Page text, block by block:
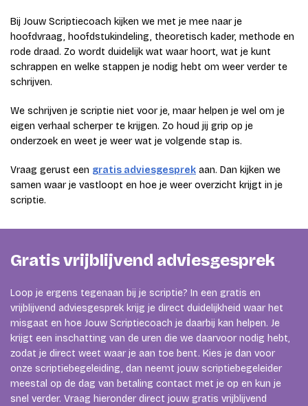
Bij Jouw Scriptiecoach kijken we met je mee naar je
hoofdvraag, hoofdstukindeling, theoretisch kader, methode en
rode draad. Zo wordt duidelijk wat waar hoort, wat je kunt
schrappen en welke stappen je nodig hebt om weer verder te
schrijven.
We schrijven je scriptie niet voor je, maar helpen je wel om je
eigen verhaal scherper te krijgen. Zo houd jij grip op je
onderzoek en weet je weer wat je volgende stap is.
Vraag gerust een gratis adviesgesprek aan. Dan kijken we
samen waar je vastloopt en hoe je weer overzicht krijgt in je
scriptie.
Gratis vrijblijvend adviesgesprek
Loop je ergens tegenaan bij je scriptie? In een gratis en
vrijblijvend adviesgesprek krijg je direct duidelijkheid waar het
misgaat en hoe Jouw Scriptiecoach je daarbij kan helpen. Je
krijgt een inschatting van de uren die we daarvoor nodig hebt,
zodat je direct weet waar je aan toe bent. Kies je dan voor
onze scriptiebegeleiding, dan neemt jouw scriptiebegeleider
meestal op de dag van betaling contact met je op en kun je
snel verder. Vraag hieronder direct jouw gratis vrijblijvend